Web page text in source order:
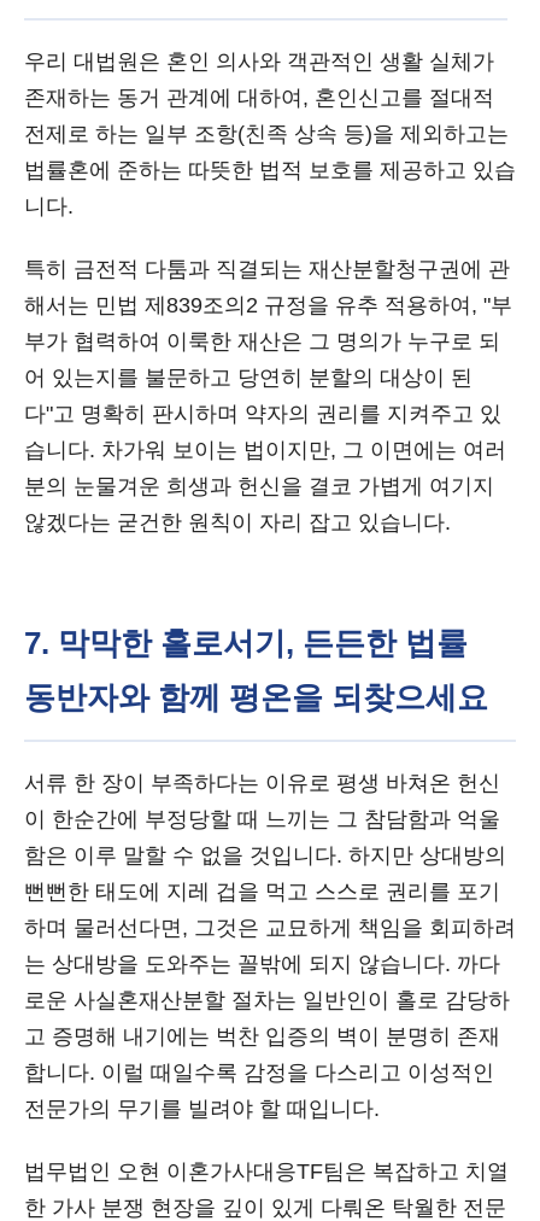
우리 대법원은 혼인 의사와 객관적인 생활 실체가
존재하는 동거 관계에 대하여, 혼인신고를 절대적
전제로 하는 일부 조항(친족 상속 등)을 제외하고는
법률혼에 준하는 따뜻한 법적 보호를 제공하고 있습
니다.
특히 금전적 다툼과 직결되는 재산분할청구권에 관
해서는 민법 제839조의2 규정을 유추 적용하여, "부
부가 협력하여 이룩한 재산은 그 명의가 누구로 되
어 있는지를 불문하고 당연히 분할의 대상이 된
다"고 명확히 판시하며 약자의 권리를 지켜주고 있
습니다. 차가워 보이는 법이지만, 그 이면에는 여러
분의 눈물겨운 희생과 헌신을 결코 가볍게 여기지
않겠다는 굳건한 원칙이 자리 잡고 있습니다.
7. 막막한 홀로서기, 든든한 법률
동반자와 함께 평온을 되찾으세요
서류 한 장이 부족하다는 이유로 평생 바쳐온 헌신
이 한순간에 부정당할 때 느끼는 그 참담함과 억울
함은 이루 말할 수 없을 것입니다. 하지만 상대방의
뻔뻔한 태도에 지레 겁을 먹고 스스로 권리를 포기
하며 물러선다면, 그것은 교묘하게 책임을 회피하려
는 상대방을 도와주는 꼴밖에 되지 않습니다. 까다
로운 사실혼재산분할 절차는 일반인이 홀로 감당하
고 증명해 내기에는 벅찬 입증의 벽이 분명히 존재
합니다. 이럴 때일수록 감정을 다스리고 이성적인
전문가의 무기를 빌려야 할 때입니다.
법무법인 오현 이혼가사대응TF팀은 복잡하고 치열
한 가사 분쟁 현장을 깊이 있게 다뤄온 탁월한 전문